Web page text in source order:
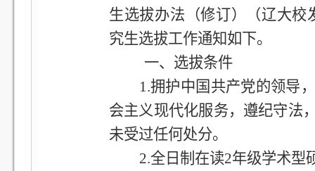
生选拔办法（修订）（辽大校
究生选拔工作通知如下。
一、选拔条件
1.拥护中国共产党的领导
会主义现代化服务，遵纪守法
未受过任何处分。
2.全日制在读2年级学术型